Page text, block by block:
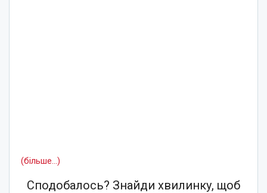
(більше…)
Сподобалось? Знайди хвилинку, щоб